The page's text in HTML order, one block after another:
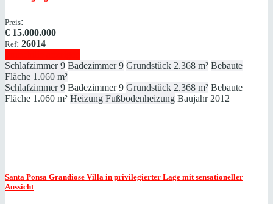
Preis:
€ 15.000.000
Ref: 26014
Schlafzimmer 9 Badezimmer 9 Grundstück 2.368 m² Bebaute
Fläche 1.060 m²
Schlafzimmer 9 Badezimmer 9 Grundstück 2.368 m² Bebaute
Fläche 1.060 m² Heizung Fußbodenheizung Baujahr 2012
Santa Ponsa Grandiose Villa in privilegierter Lage mit sensationeller
Aussicht